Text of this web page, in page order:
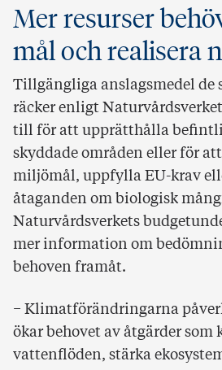
Mer resurser
mål och realisera
Tillgängliga anslagsmedel de
räcker enligt
till för att upprätthålla
skyddade områden eller för
miljömål, uppfylla EU-krav
åtaganden om biologisk
Naturvårdsverkets
mer information om
behoven framåt.
− Klimatförändringarna
ökar behovet av åtgärder som
vattenflöden, stärka